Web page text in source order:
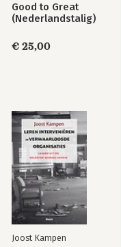
Good to Great
(Nederlandstalig)
€ 25,00
Joost Kampen